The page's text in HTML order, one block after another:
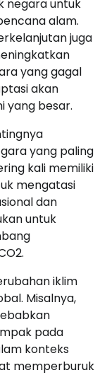
negara untuk
alam.
juga
yang gagal
akan
yang besar.
yang paling
kali memiliki
mengatasi
dan
untuk
iklim
Misalnya,
pada
konteks
memperburuk